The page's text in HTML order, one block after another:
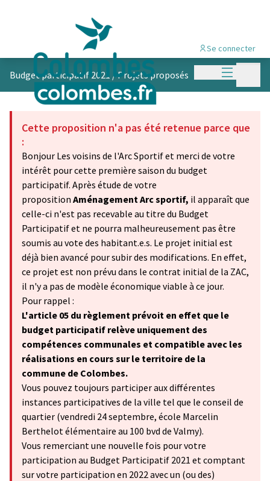
Menu
Se connecter
Budget participatif 2021 /Projets proposés
Cette proposition n'a pas été retenue parce que
:
Bonjour Les voisins de l'Arc Sportif et merci de votre
intérêt pour cette première saison du budget
participatif. Après étude de votre
proposition Aménagement Arc sportif, il apparaît que
celle-ci n'est pas recevable au titre du Budget
Participatif et ne pourra malheureusement pas être
soumis au vote des habitant.e.s. Le projet initial est
déjà bien avancé pour subir des modifications. En effet,
ce projet est non prévu dans le contrat initial de la ZAC,
il n'y a pas de modèle économique viable à ce jour.
Pour rappel :
L'article 05 du règlement prévoit en effet que le
budget participatif relève uniquement des
compétences communales et compatible avec les
réalisations en cours sur le territoire de la
commune de Colombes.
Vous pouvez toujours participer aux différentes
instances participatives de la ville tel que le conseil de
quartier (vendredi 24 septembre, école Marcelin
Berthelot élémentaire au 100 bvd de Valmy).
Vous remerciant une nouvelle fois pour votre
participation au Budget Participatif 2021 et comptant
sur votre participation en 2022 avec un (ou des)